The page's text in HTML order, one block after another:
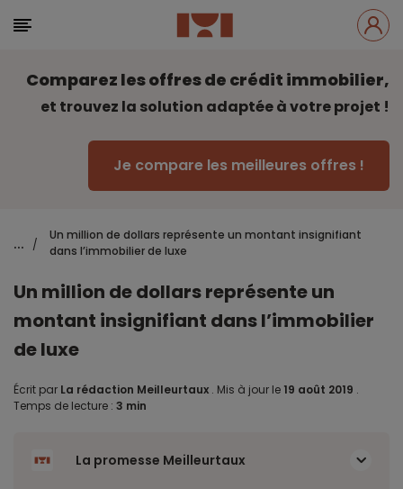
Comparez les offres de crédit immobilier,
et trouvez la solution adaptée à votre projet !
Je compare les meilleures offres !
... /
Un million de dollars représente un montant insignifiant
dans l’immobilier de luxe
Un million de dollars représente un
montant insignifiant dans l’immobilier
de luxe
Écrit par La rédaction Meilleurtaux . Mis à jour le 19 août 2019 .
Temps de lecture : 3 min
La promesse Meilleurtaux